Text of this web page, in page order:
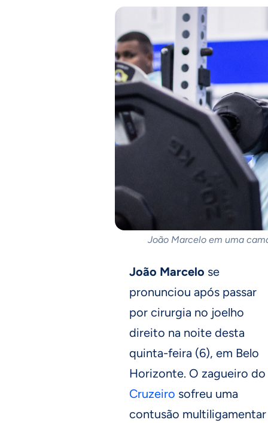
João Marcelo em uma
João Marcelo se
pronunciou após passar
por cirurgia no joelho
direito na noite desta
quinta-feira (6), em Belo
Horizonte. O zagueiro do
Cruzeiro sofreu uma
contusão multiligamentar